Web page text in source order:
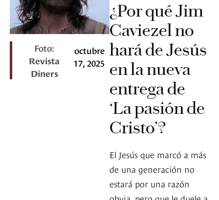
Foto:
Revista
Diners
octubre
17, 2025
¿Por qué Jim
Caviezel no
hará de Jesús
en la nueva
entrega de
‘La pasión de
Cristo’?
El Jesús que marcó a más
de una generación no
estará por una razón